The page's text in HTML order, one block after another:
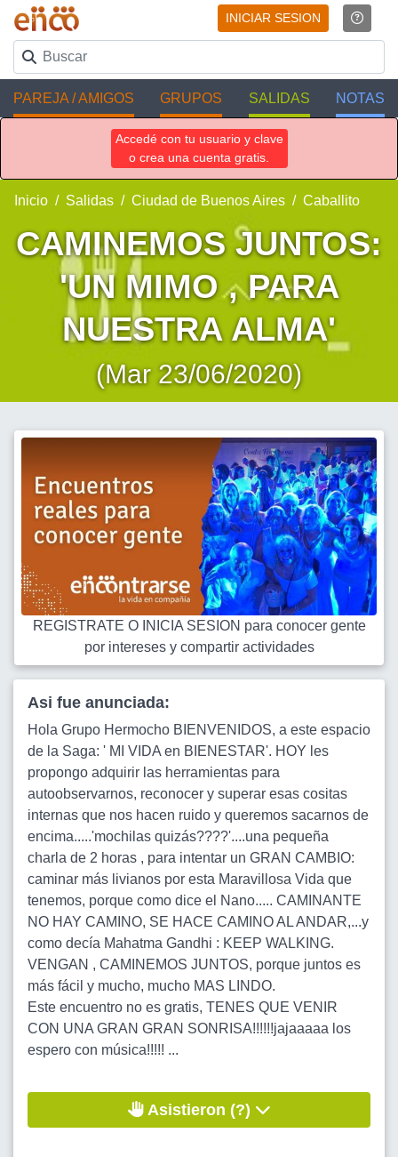
INICIAR SESION
PAREJA / AMIGOS GRUPOS SALIDAS NOTAS
Accedé con tu usuario y clave
o crea una cuenta gratis.
Inicio Salidas Ciudad de Buenos Aires Caballito
CAMINEMOS JUNTOS:
'UN MIMO , PARA
NUESTRA ALMA'
(Mar 23/06/2020)
REGISTRATE O INICIA SESION para conocer gente
por intereses y compartir actividades
Asi fue anunciada:
Hola Grupo Hermocho BIENVENIDOS, a este espacio
de la Saga: ' MI VIDA en BIENESTAR'. HOY les
propongo adquirir las herramientas para
autoobservarnos, reconocer y superar esas cositas
internas que nos hacen ruido y queremos sacarnos de
encima.....'mochilas quizás????'....una pequeña
charla de 2 horas , para intentar un GRAN CAMBIO:
caminar más livianos por esta Maravillosa Vida que
tenemos, porque como dice el Nano..... CAMINANTE
NO HAY CAMINO, SE HACE CAMINO AL ANDAR,...y
como decía Mahatma Gandhi : KEEP WALKING.
VENGAN , CAMINEMOS JUNTOS, porque juntos es
más fácil y mucho, mucho MAS LINDO.
Este encuentro no es gratis, TENES QUE VENIR
CON UNA GRAN GRAN SONRISA!!!!!!jajaaaaa los
espero con música!!!!! ...
Asistieron (?)